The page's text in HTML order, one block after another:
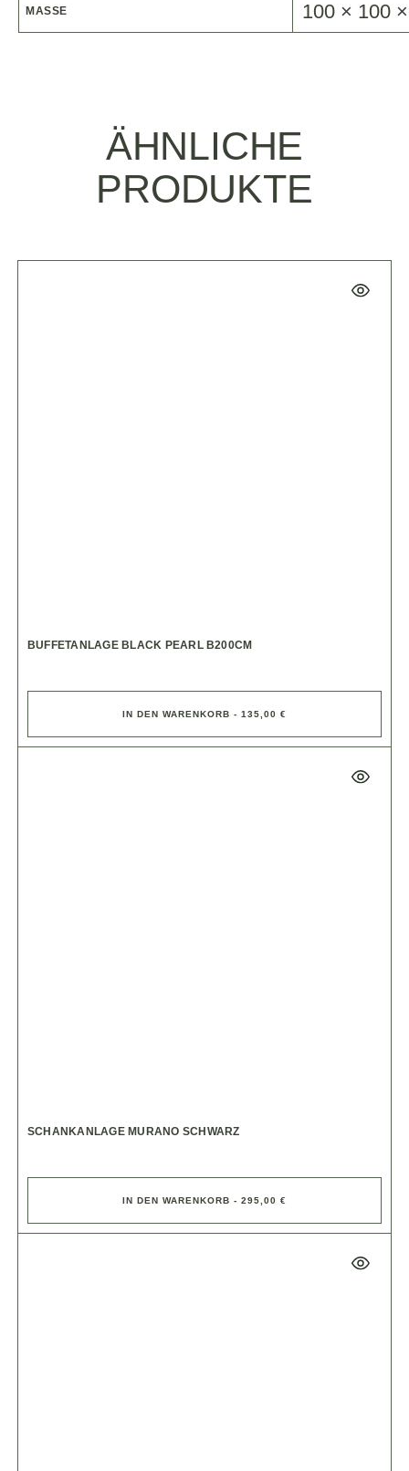
MASSE 100 × 100
ÄHNLICHE
PRODUKTE
BUFFETANLAGE BLACK PEARL B200CM
IN DEN WARENKORB - 135,00 €
SCHANKANLAGE MURANO SCHWARZ
IN DEN WARENKORB - 295,00 €